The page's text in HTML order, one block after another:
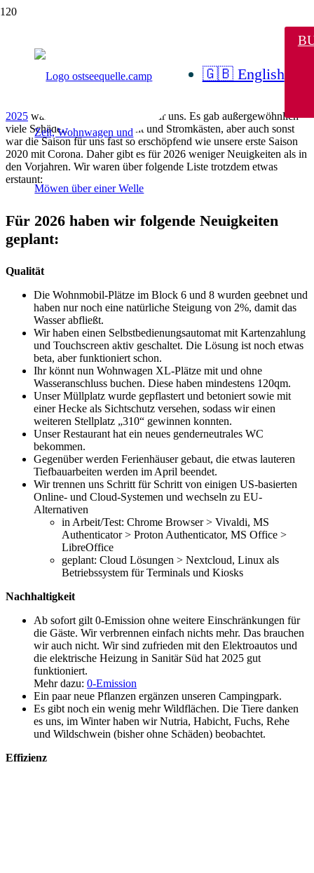
🇬🇧 English
Liebe Gäste,
2025 war ein anstrengendes Jahr für uns. Es gab außergewöhnlich
viele Schäden z. B. an Hydrant und Stromkästen, aber auch sonst
war die Saison für uns fast so erschöpfend wie unsere erste Saison
2020 mit Corona. Daher gibt es für 2026 weniger Neuigkeiten als in
den Vorjahren. Wir waren über folgende Liste trotzdem etwas
erstaunt:
Für 2026 haben wir folgende Neuigkeiten
geplant:
Qualität
Die Wohnmobil-Plätze im Block 6 und 8 wurden geebnet und
haben nur noch eine natürliche Steigung von 2%, damit das
Wasser abfließt.
Wir haben einen Selbstbedienungsautomat mit Kartenzahlung
und Touchscreen aktiv geschaltet. Die Lösung ist noch etwas
beta, aber funktioniert schon.
Ihr könnt nun Wohnwagen XL-Plätze mit und ohne
Wasseranschluss buchen. Diese haben mindestens 120qm.
Unser Müllplatz wurde gepflastert und betoniert sowie mit
einer Hecke als Sichtschutz versehen, sodass wir einen
weiteren Stellplatz „310“ gewinnen konnten.
Unser Restaurant hat ein neues genderneutrales WC
bekommen.
Gegenüber werden Ferienhäuser gebaut, die etwas lauteren
Tiefbauarbeiten werden im April beendet.
Wir trennen uns Schritt für Schritt von einigen US-basierten
Online- und Cloud-Systemen und wechseln zu EU-
Alternativen
in Arbeit/Test: Chrome Browser > Vivaldi, MS
Authenticator > Proton Authenticator, MS Office >
LibreOffice
geplant: Cloud Lösungen > Nextcloud, Linux als
Betriebssystem für Terminals und Kiosks
Nachhaltigkeit
Ab sofort gilt 0-Emission ohne weitere Einschränkungen für
die Gäste. Wir verbrennen einfach nichts mehr. Das brauchen
wir auch nicht. Wir sind zufrieden mit den Elektroautos und
die elektrische Heizung in Sanitär Süd hat 2025 gut
funktioniert.
Mehr dazu: 0-Emission
Ein paar neue Pflanzen ergänzen unseren Campingpark.
Es gibt noch ein wenig mehr Wildflächen. Die Tiere danken
es uns, im Winter haben wir Nutria, Habicht, Fuchs, Rehe
und Wildschwein (bisher ohne Schäden) beobachtet.
Effizienz